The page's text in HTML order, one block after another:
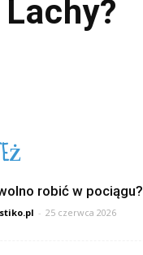
robić w pociągu?
- 25 czerwca 2026